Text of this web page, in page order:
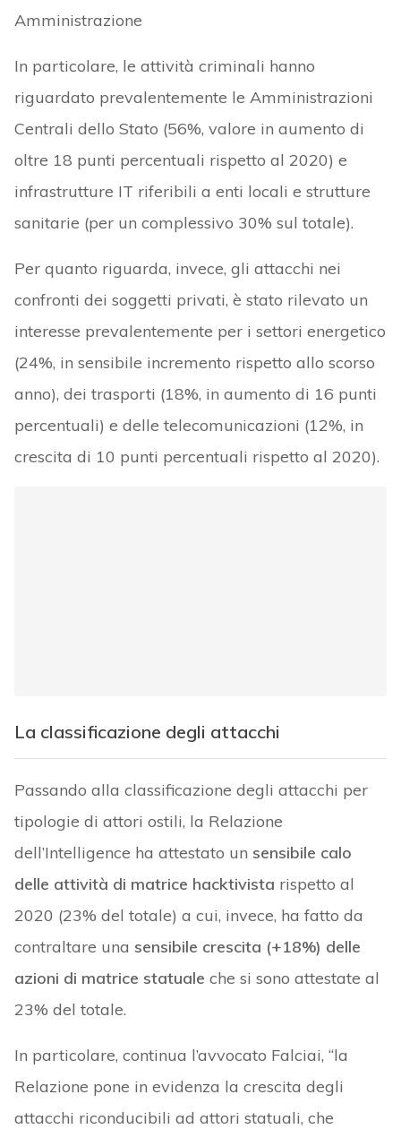
Amministrazione
In particolare, le attività criminali hanno
riguardato prevalentemente le Amministrazioni
Centrali dello Stato (56%, valore in aumento di
oltre 18 punti percentuali rispetto al 2020) e
infrastrutture IT riferibili a enti locali e strutture
sanitarie (per un complessivo 30% sul totale).
Per quanto riguarda, invece, gli attacchi nei
confronti dei soggetti privati, è stato rilevato un
interesse prevalentemente per i settori energetico
(24%, in sensibile incremento rispetto allo scorso
anno), dei trasporti (18%, in aumento di 16 punti
percentuali) e delle telecomunicazioni (12%, in
crescita di 10 punti percentuali rispetto al 2020).
La classificazione degli attacchi
Passando alla classificazione degli attacchi per
tipologie di attori ostili, la Relazione
dell’Intelligence ha attestato un sensibile calo
delle attività di matrice hacktivista rispetto al
2020 (23% del totale) a cui, invece, ha fatto da
contraltare una sensibile crescita (+18%) delle
azioni di matrice statuale che si sono attestate al
23% del totale.
In particolare, continua l’avvocato Falciai, “la
Relazione pone in evidenza la crescita degli
attacchi riconducibili ad attori statuali, che